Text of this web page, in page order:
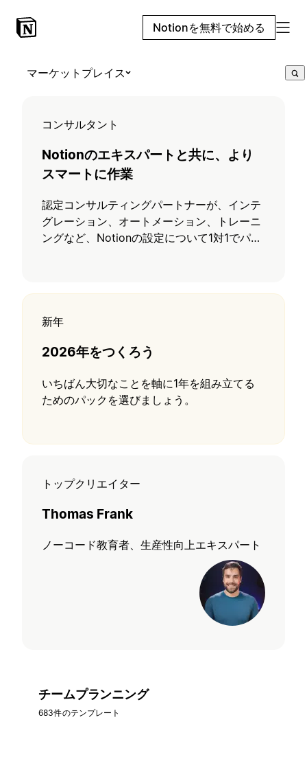
Notionを無料で始める
マーケットプレイス
コンサルタント
Notionのエキスパートと共に、より
スマートに作業
認定コンサルティングパートナーが、インテ
グレーション、オートメーション、トレーニ
ングなど、Notionの設定について1対1でパー
新年
2026年をつくろう
いちばん大切なことを軸に1年を組み立てる
ためのパックを選びましょう。
トップクリエイター
Thomas Frank
ノーコード教育者、生産性向上エキスパート
チームプランニング
683件のテンプレート